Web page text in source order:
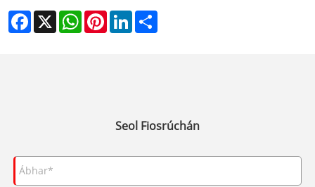
Facebook
X WhatsAppPinterestLinkedIn
Seol Fiosrúchán